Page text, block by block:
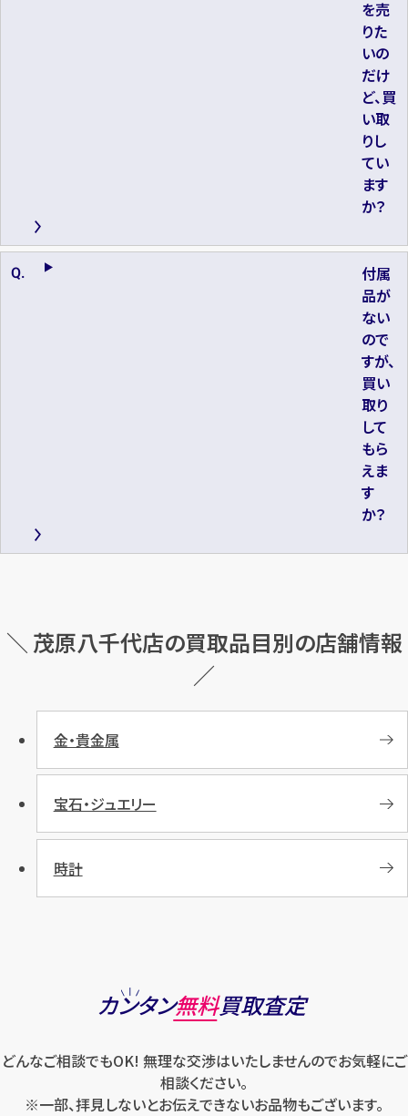
を売
りた
いの
だけ
ど、買
い取
りし
てい
ます
か？
付属
品が
ない
ので
すが、
買い
取り
して
もら
えま
す
か？
＼ 茂原八千代店の買取品目別の店舗情報
／
金・貴金属
宝石・ジュエリー
時計
カンタン無料買取査定
どんなご相談でもOK! 無理な交渉はいたしませんのでお気軽にご
相談ください。
※一部、拝見しないとお伝えできないお品物もございます。